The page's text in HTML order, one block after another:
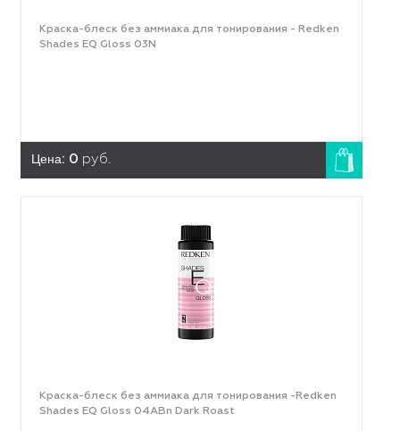
Краска-блеск без аммиака для тонирования - Redken
Shades EQ Gloss 03N
Цена: 0 руб.
Краска-блеск без аммиака для тонирования -Redken
Shades EQ Gloss 04ABn Dark Roast